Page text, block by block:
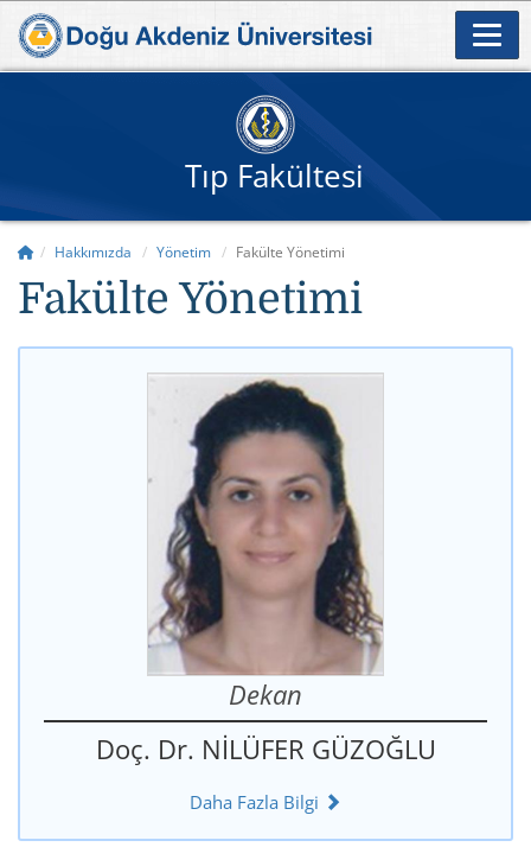
Tıp Fakültesi
Hakkımızda Yönetim Fakülte Yönetimi
Fakülte Yönetimi
Dekan
Doç. Dr. NİLÜFER GÜZOĞLU
Daha Fazla Bilgi